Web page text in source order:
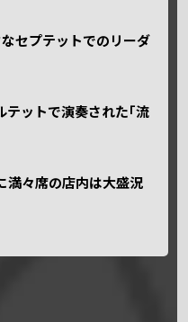
セプテットでのリーダ
テットで演奏された｢流
満々席の店内は大盛況